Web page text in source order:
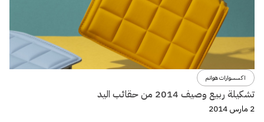
اكسسوارات هوانم
تشكيلة ربيع وصيف 2014 من حقائب اليد
2 مارس 2014